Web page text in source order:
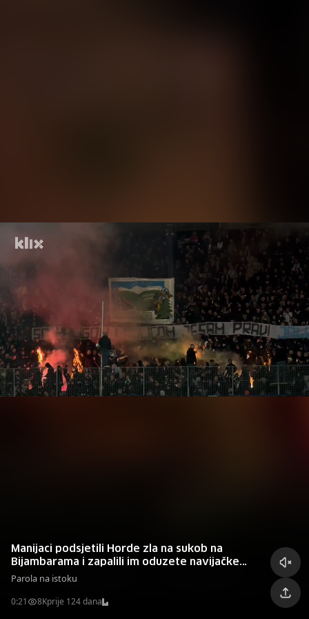
Manijaci podsjetili Horde zla na sukob na
Bijambarama i zapalili im oduzete navijačke
rekvizite
Parola na istoku
0:21 8Kprije 124 dana